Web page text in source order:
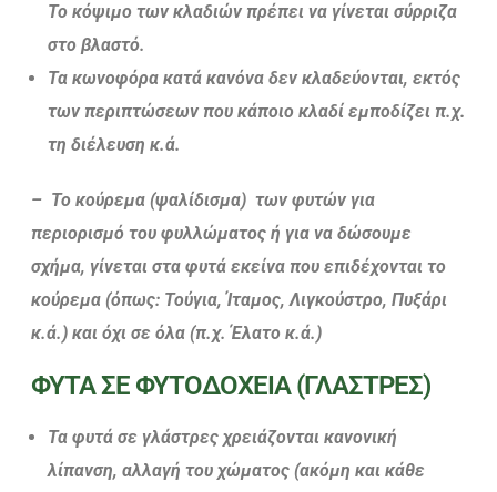
Το κόψιμο των κλαδιών πρέπει να γίνεται σύρριζα
στο βλαστό.
Τα κωνοφόρα κατά κανόνα δεν κλαδεύονται, εκτός
των περιπτώσεων που κάποιο κλαδί εμποδίζει π.χ.
τη διέλευση κ.ά.
– Το κούρεμα (ψαλίδισμα) των φυτών για
περιορισμό του φυλλώματος ή για να δώσουμε
σχήμα, γίνεται στα φυτά εκείνα που επιδέχονται το
κούρεμα (όπως: Τούγια, Ίταμος, Λιγκούστρο, Πυξάρι
κ.ά.) και όχι σε όλα (π.χ. Έλατο κ.ά.)
ΦΥΤΑ ΣΕ ΦΥΤΟΔΟΧΕΙΑ (ΓΛΑΣΤΡΕΣ)
Τα φυτά σε γλάστρες χρειάζονται κανονική
λίπανση, αλλαγή του χώματος (ακόμη και κάθε